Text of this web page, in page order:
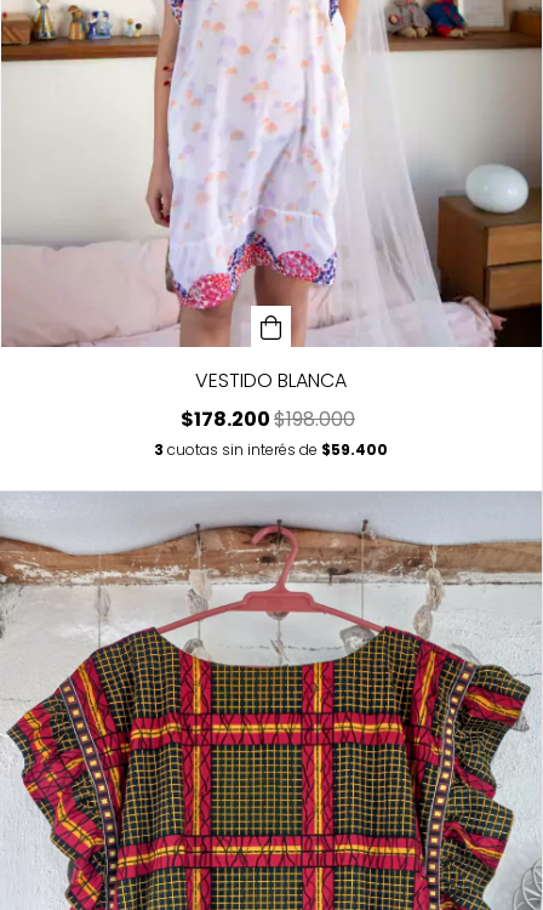
VESTIDO BLANCA
$178.200$198.000
3 cuotas sin interés de $59.400